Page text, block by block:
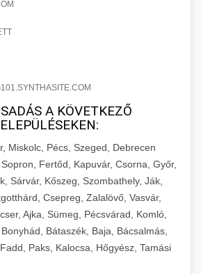
A KÖVETKEZŐ
Miskolc, Pécs, Szeged, Debrecen
Fertőd, Kapuvár, Csorna, Győr,
Sárvár, Kőszeg, Szombathely, Ják,
Csepreg, Zalalövő, Vasvár,
Ajka, Sümeg, Pécsvárad, Komló,
Bátaszék, Baja, Bácsalmás,
Paks, Kalocsa, Hőgyész, Tamási